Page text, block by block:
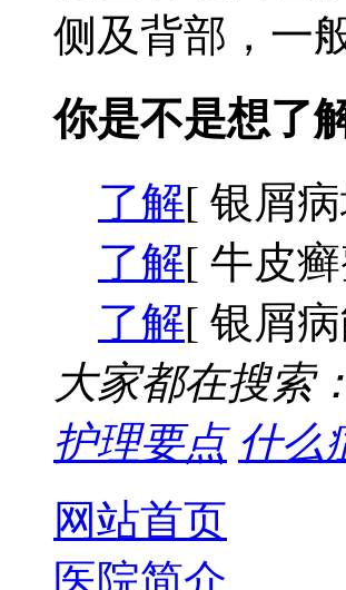
侧及背部，一
你是不是想了
了解[ 银屑
了解[ 牛皮
了解[ 银屑
大家都在搜索：
护理要点 什么
网站首页